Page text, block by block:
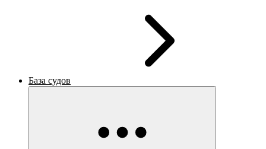
База судов